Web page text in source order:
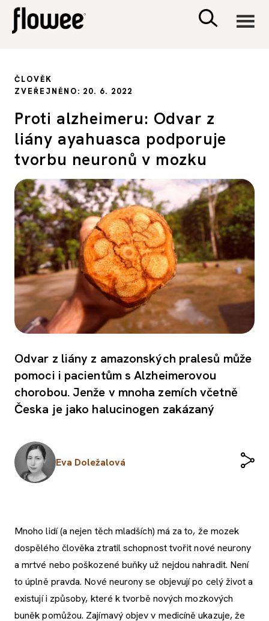
PSYCHOLOGIE
SEX A VZTAHY
PORADNA
ČLOVĚK
ZVEŘEJNĚNO: 20. 6. 2022
Proti alzheimeru: Odvar z
liány ayahuasca podporuje
tvorbu neuronů v mozku
Odvar z liány z amazonských pralesů může
pomoci i pacientům s Alzheimerovou
chorobou. Jenže v mnoha zemích včetně
Česka je jako halucinogen zakázaný
Eva Doležalová
Mnoho lidí (a nejen těch mladších) má za to, že mozek
dospělého člověka ztratil schopnost tvořit nové neurony
a mrtvé nebo poškozené buňky už nejdou nahradit. Není
to úplně pravda. Nové neurony se objevují po celý život a
existují i způsoby, které k tvorbě nových mozkových
buněk pomůžou. Zajímavý objev v medicíně ukazuje, že